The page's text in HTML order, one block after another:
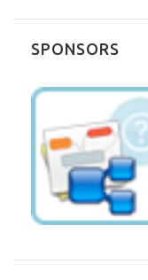
SPONSORS